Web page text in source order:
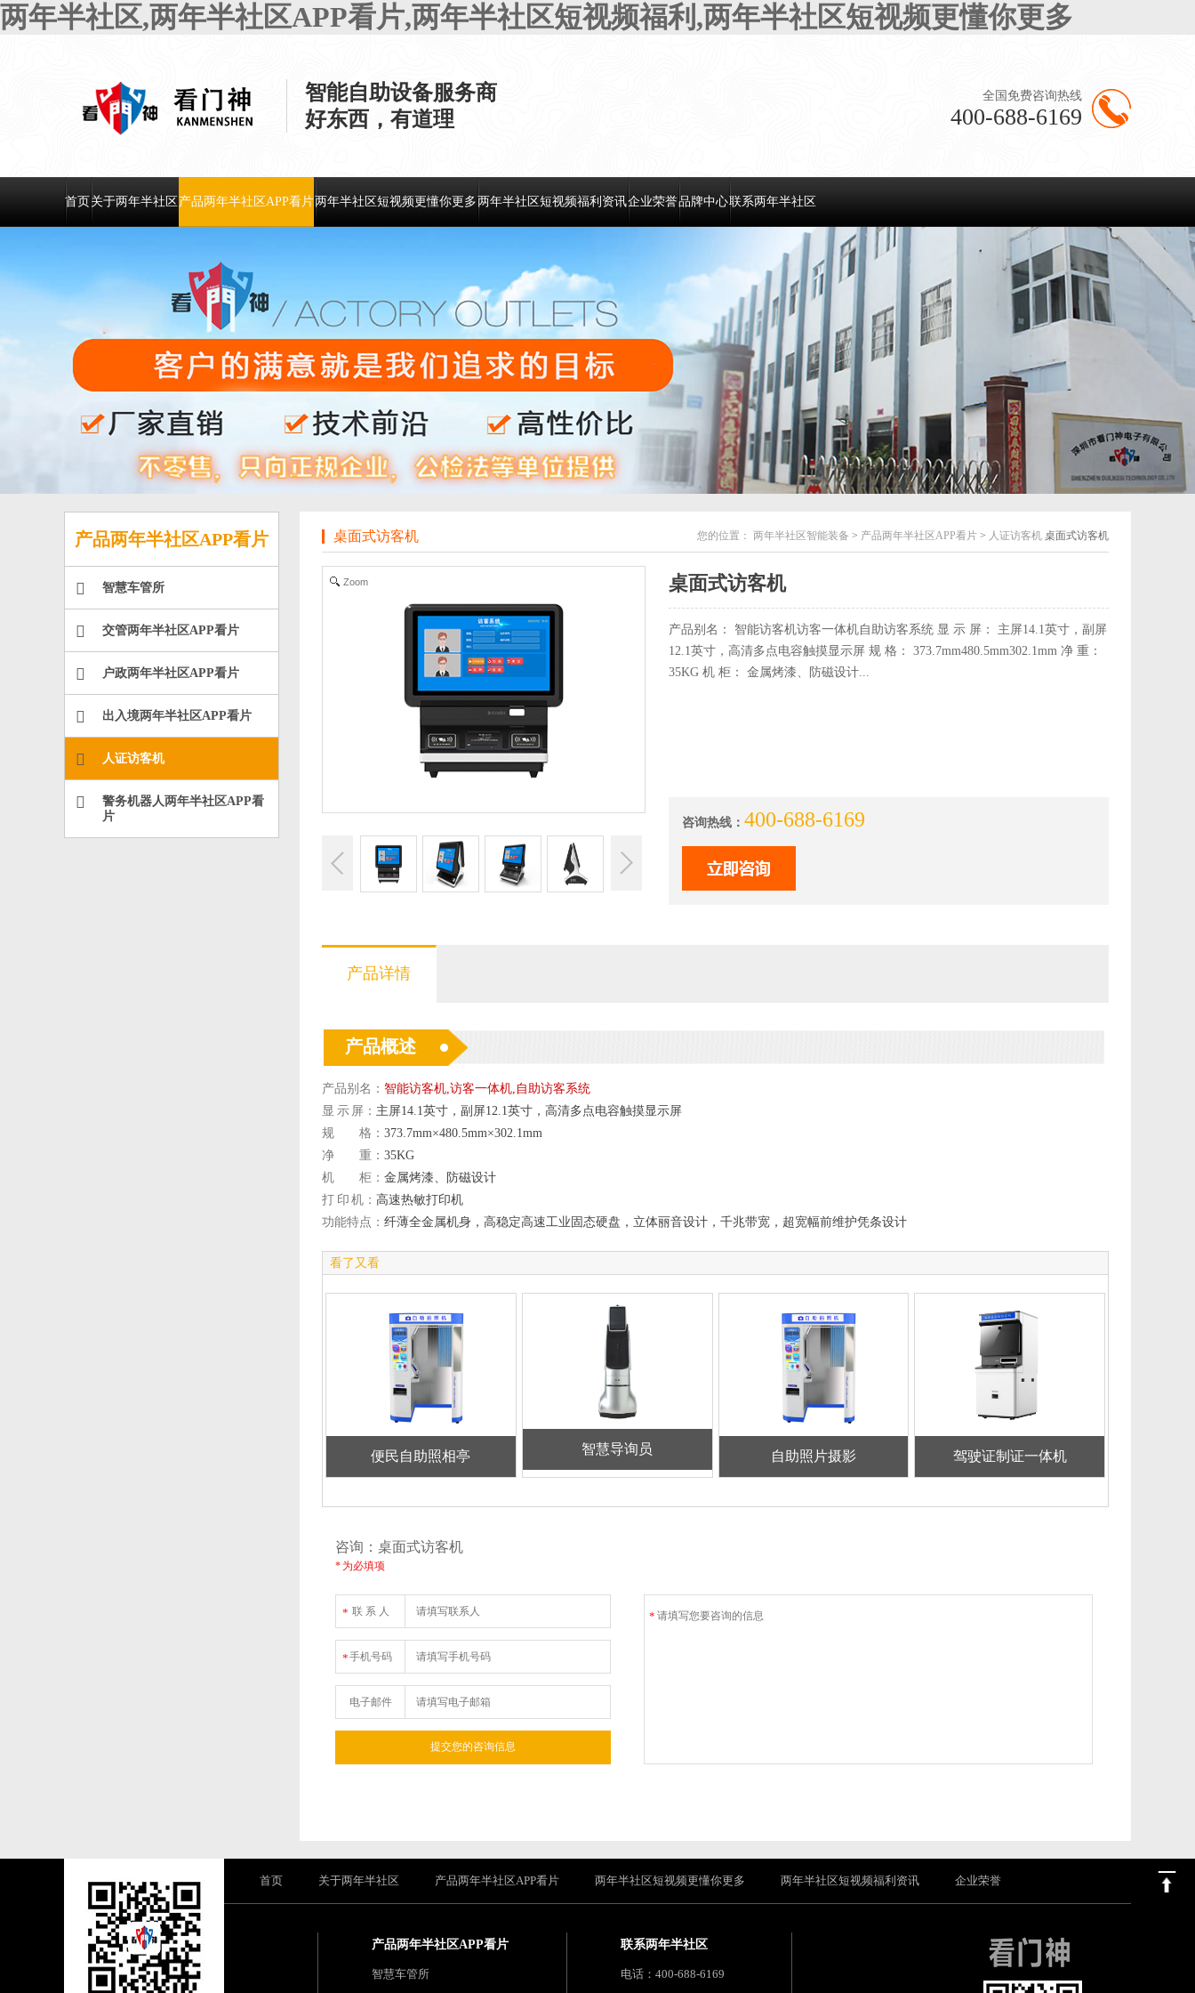
两年半社区,两年半社区APP看片,两年半社区短视频福利,两年半社区短视频更懂你更多
智能自助设备服务商
好东西，有道理
全国免费咨询热线
400-688-6169
首页关于两年半社区 产品两年半社区APP看片两年半社区短视频更懂你更多 两年半社区短视频福利资讯企业荣誉品牌中心联系两年半社区
产品两年半社区APP看片
智慧车管所
交管两年半社区APP看片
户政两年半社区APP看片
出入境两年半社区APP看片
人证访客机
警务机器人两年半社区APP看
片
桌面式访客机 您的位置： 两年半社区智能装备 > 产品两年半社区APP看片 > 人证访客机 桌面式访客机
Zoom 桌面式访客机
产品别名： 智能访客机访客一体机自助访客系统 显 示 屏： 主屏14.1英寸，副屏
12.1英寸，高清多点电容触摸显示屏 规 格： 373.7mm480.5mm302.1mm 净 重：
35KG 机 柜： 金属烤漆、防磁设计...
咨询热线： 400-688-6169
产品详情
产品概述
产品别名： 智能访客机,访客一体机,自助访客系统
显 示 屏： 主屏14.1英寸，副屏12.1英寸，高清多点电容触摸显示屏
规 格： 373.7mm×480.5mm×302.1mm
净 重： 35KG
机 柜： 金属烤漆、防磁设计
打 印 机： 高速热敏打印机
功能特点： 纤薄全金属机身，高稳定高速工业固态硬盘，立体丽音设计，千兆带宽，超宽幅前维护凭条设计
看了又看
便民自助照相亭 智慧导询员 自助照片摄影 驾驶证制证一体机
咨询：桌面式访客机
* 为必填项
*
* 联 系 人
*手机号码
电子邮件
首页 关于两年半社区 产品两年半社区APP看片 两年半社区短视频更懂你更多 两年半社区短视频福利资讯 企业荣誉
产品两年半社区APP看片
智慧车管所
联系两年半社区
电话：400-688-6169